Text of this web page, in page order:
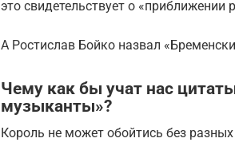
это свидетельствует о «приближении
А Ростислав Бойко назвал
Чему как бы учат нас
музыканты»?
Король не может обойтись без